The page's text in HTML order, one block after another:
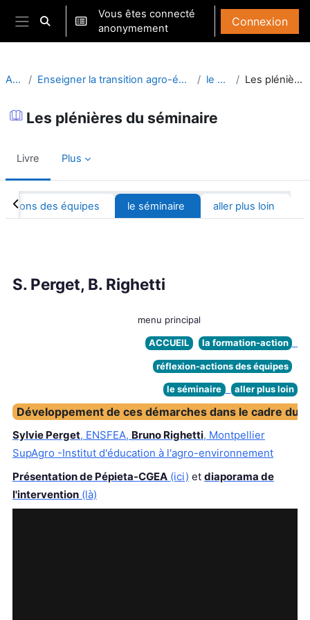
Passer au contenu principal
Panneau latéral
Activer/désactiver la saisie de recherche
Vous êtes connecté
anonymement
Connexion
Accueil Enseigner la transition agro-écologique en équipe pluridisciplinaire le séminaire Les plénières du séminaire
Les plénières du séminaire
Livre Plus
Résumé de section
des équipes le séminaire aller plus loin
S. Perget, B. Righetti
menu principal
ACCUEIL la formation-action
réflexion-actions des équipes
le séminaire aller plus loin
Développement de ces démarches dans le cadre du
Sylvie Perget, ENSFEA, Bruno Righetti, Montpellier
SupAgro -Institut d'éducation à l'agro-environnement
Présentation de Pépieta-CGEA (ici) et diaporama de
l'intervention (là)